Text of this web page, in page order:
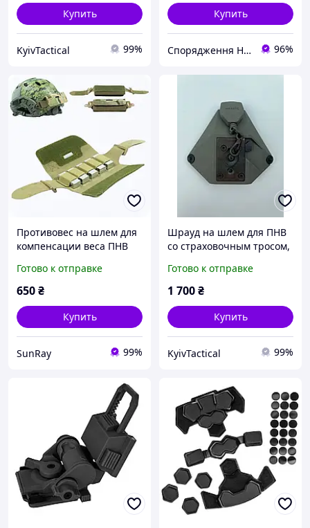
Купить
KyivTactical 99%
Купить
Спорядження Hazardous 96%
Противовес на шлем для
компенсации веса ПНВ
Balancing Bags
Готово к отправке
650₴
Купить
SunRay 99%
Шрауд на шлем для ПНВ
со страховочным тросом,
Готово к отправке
1 700₴
Купить
KyivTactical 99%